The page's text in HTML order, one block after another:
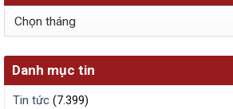
Lưu
Danh mục tin
Tin tức (7.399)